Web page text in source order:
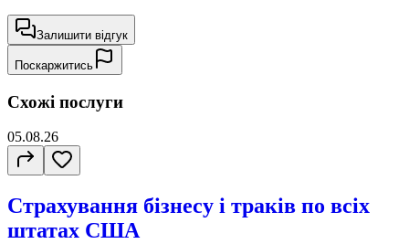
Залишити відгук
Поскаржитись
Схожі послуги
05.08.26
Страхування бізнесу і траків по всіх
штатах США